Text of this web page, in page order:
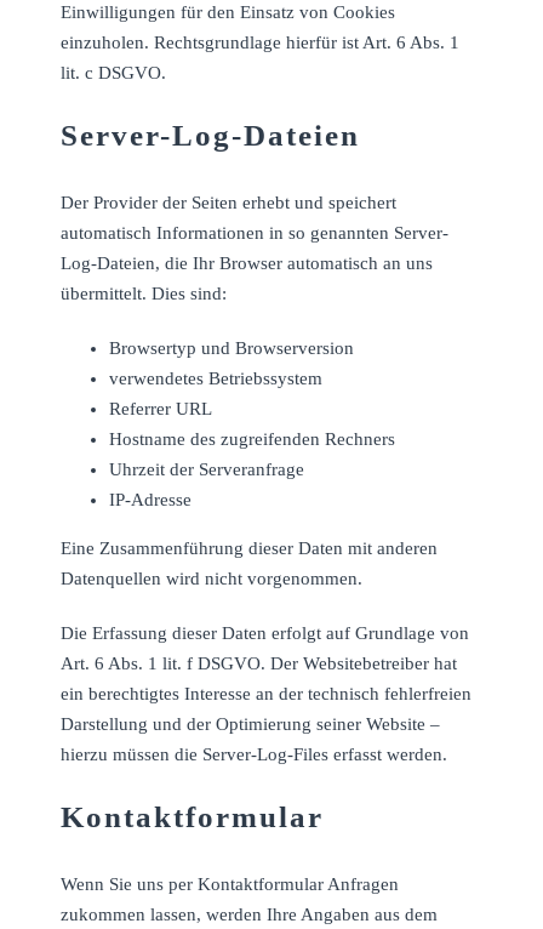
Einwilligungen für den Einsatz von Cookies
einzuholen. Rechtsgrundlage hierfür ist Art. 6 Abs. 1
lit. c DSGVO.
Server-Log-Dateien
Der Provider der Seiten erhebt und speichert
automatisch Informationen in so genannten Server-
Log-Dateien, die Ihr Browser automatisch an uns
übermittelt. Dies sind:
Browsertyp und Browserversion
verwendetes Betriebssystem
Referrer URL
Hostname des zugreifenden Rechners
Uhrzeit der Serveranfrage
IP-Adresse
Eine Zusammenführung dieser Daten mit anderen
Datenquellen wird nicht vorgenommen.
Die Erfassung dieser Daten erfolgt auf Grundlage von
Art. 6 Abs. 1 lit. f DSGVO. Der Websitebetreiber hat
ein berechtigtes Interesse an der technisch fehlerfreien
Darstellung und der Optimierung seiner Website –
hierzu müssen die Server-Log-Files erfasst werden.
Kontaktformular
Wenn Sie uns per Kontaktformular Anfragen
zukommen lassen, werden Ihre Angaben aus dem